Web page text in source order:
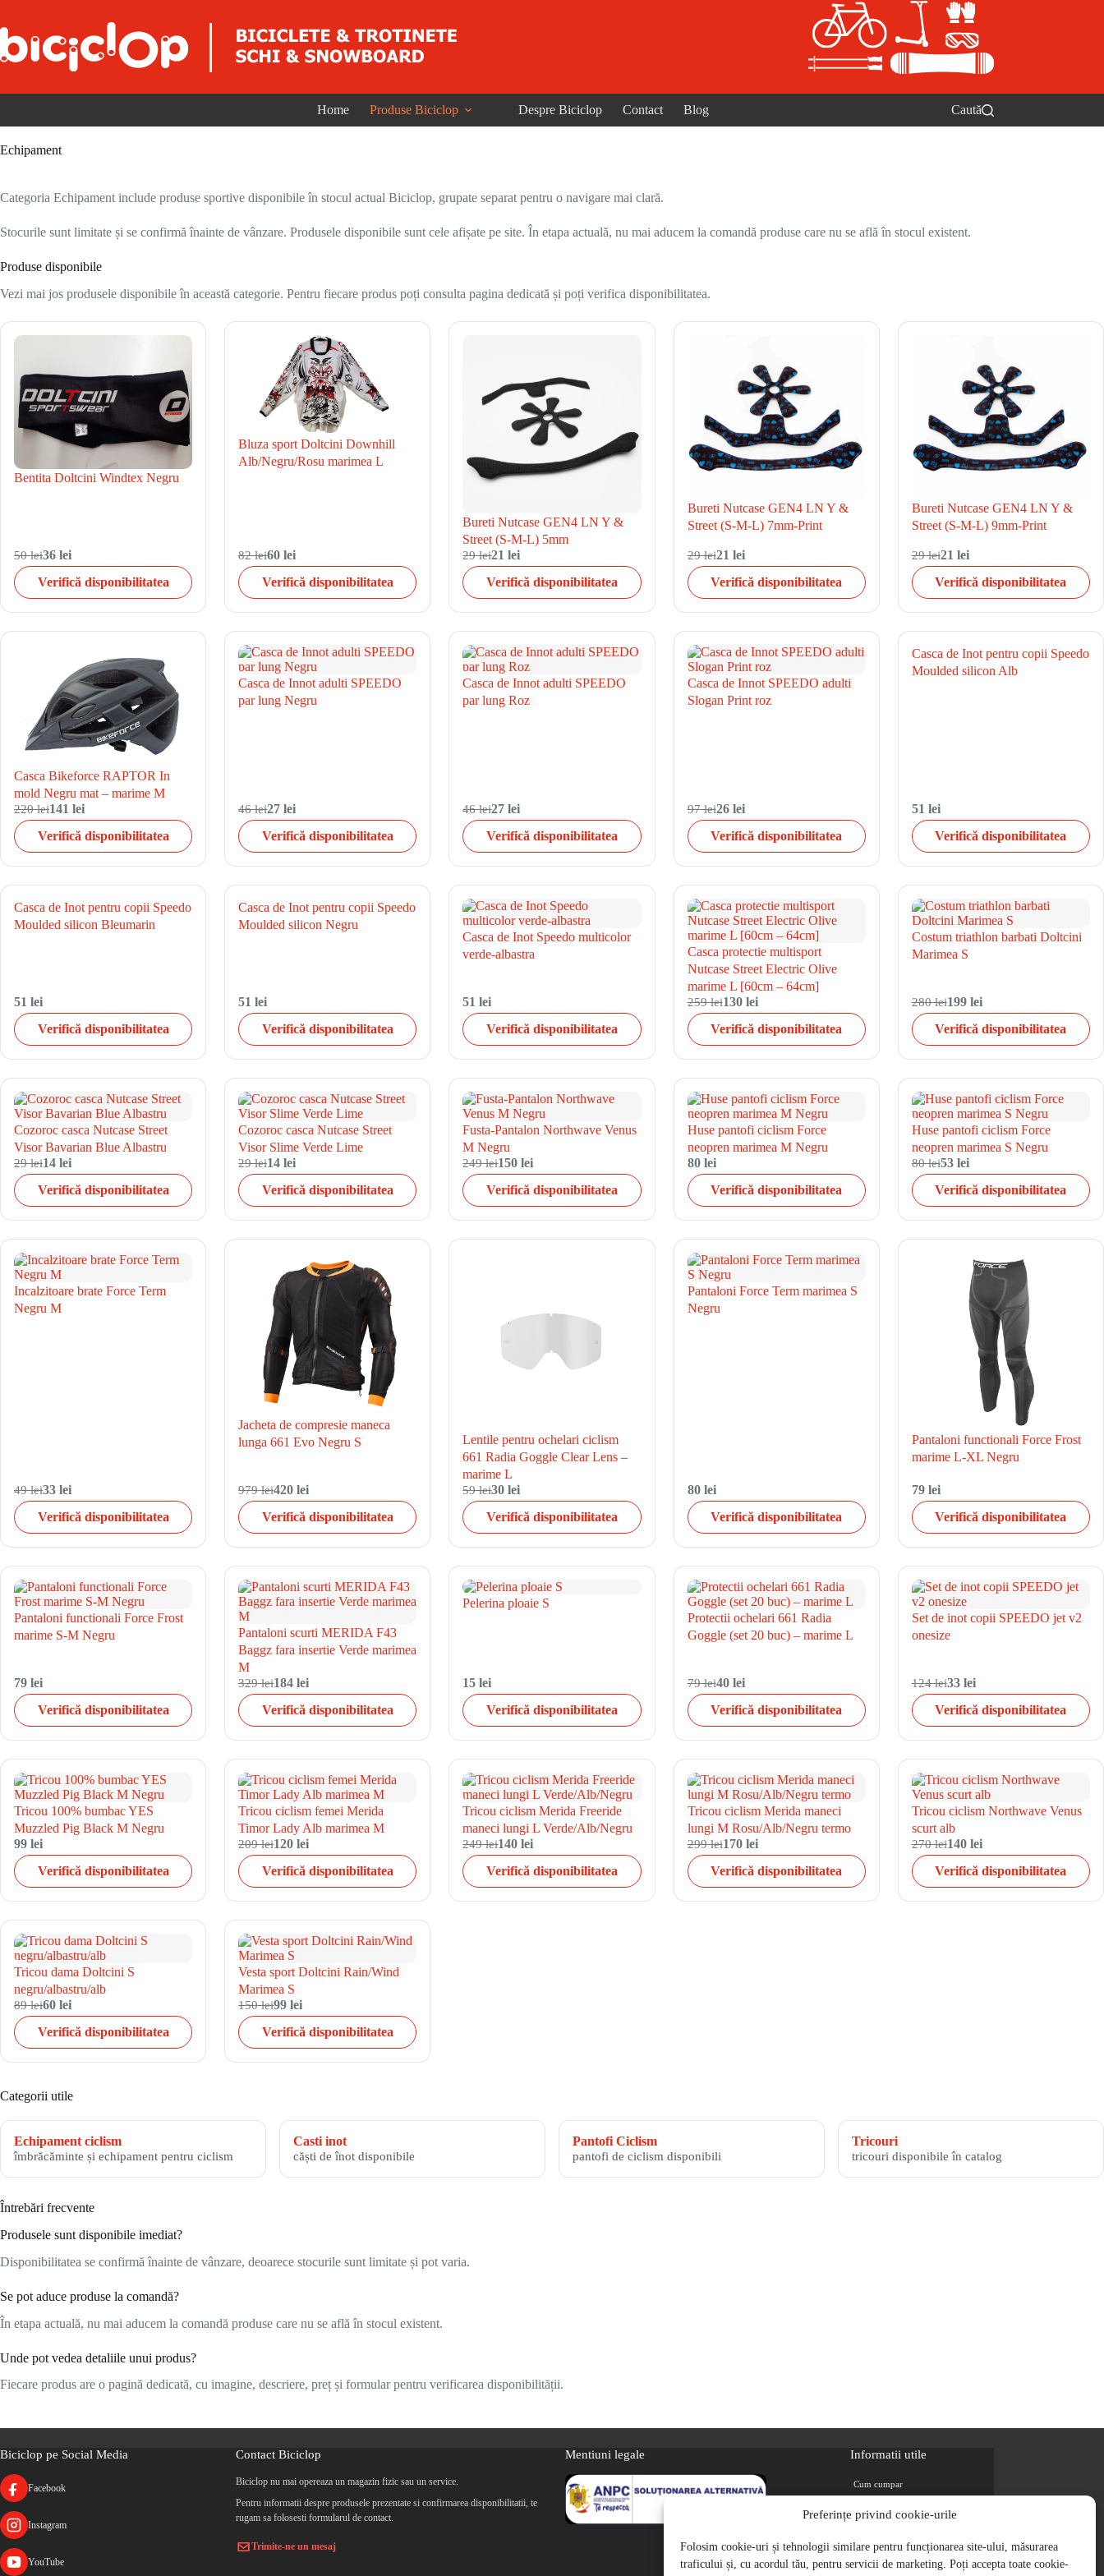
Preferințe privind cookie-urile
Folosim cookie-uri și tehnologii similare pentru funcționarea site-ului, măsurarea
traficului și, cu acordul tău, pentru servicii de marketing. Poți accepta toate cookie-
Home Produse Biciclop Despre Biciclop Contact Blog Caută
Echipament
Categoria Echipament include produse sportive disponibile în stocul actual Biciclop, grupate separat pentru o navigare mai clară.
Stocurile sunt limitate și se confirmă înainte de vânzare. Produsele disponibile sunt cele afișate pe site. În etapa actuală, nu mai aducem la comandă produse care nu se află în stocul existent.
Produse disponibile
Vezi mai jos produsele disponibile în această categorie. Pentru fiecare produs poți consulta pagina dedicată și poți verifica disponibilitatea.
Bentita Doltcini Windtex Negru
50 lei36 lei
Verifică disponibilitatea
Bluza sport Doltcini Downhill
Alb/Negru/Rosu marimea L
82 lei60 lei
Verifică disponibilitatea
Bureti Nutcase GEN4 LN Y &
Street (S-M-L) 5mm
29 lei21 lei
Verifică disponibilitatea
Bureti Nutcase GEN4 LN Y &
Street (S-M-L) 7mm-Print
29 lei21 lei
Verifică disponibilitatea
Bureti Nutcase GEN4 LN Y &
Street (S-M-L) 9mm-Print
29 lei21 lei
Verifică disponibilitatea
Casca Bikeforce RAPTOR In
mold Negru mat – marime M
220 lei141 lei
Verifică disponibilitatea
Casca de Innot adulti SPEEDO
par lung Negru
46 lei27 lei
Verifică disponibilitatea
Casca de Innot adulti SPEEDO
par lung Roz
46 lei27 lei
Verifică disponibilitatea
Casca de Innot SPEEDO adulti
Slogan Print roz
97 lei26 lei
Verifică disponibilitatea
Casca de Inot pentru copii Speedo
Moulded silicon Alb
51 lei
Verifică disponibilitatea
Casca de Inot pentru copii Speedo
Moulded silicon Bleumarin
51 lei
Verifică disponibilitatea
Casca de Inot pentru copii Speedo
Moulded silicon Negru
51 lei
Verifică disponibilitatea
Casca de Inot Speedo multicolor
verde-albastra
51 lei
Verifică disponibilitatea
Casca protectie multisport
Nutcase Street Electric Olive
marime L [60cm – 64cm]
259 lei130 lei
Verifică disponibilitatea
Costum triathlon barbati Doltcini
Marimea S
280 lei199 lei
Verifică disponibilitatea
Cozoroc casca Nutcase Street
Visor Bavarian Blue Albastru
29 lei14 lei
Verifică disponibilitatea
Cozoroc casca Nutcase Street
Visor Slime Verde Lime
29 lei14 lei
Verifică disponibilitatea
Fusta-Pantalon Northwave Venus
M Negru
249 lei150 lei
Verifică disponibilitatea
Huse pantofi ciclism Force
neopren marimea M Negru
80 lei
Verifică disponibilitatea
Huse pantofi ciclism Force
neopren marimea S Negru
80 lei53 lei
Verifică disponibilitatea
Incalzitoare brate Force Term
Negru M
49 lei33 lei
Verifică disponibilitatea
Jacheta de compresie maneca
lunga 661 Evo Negru S
979 lei420 lei
Verifică disponibilitatea
Lentile pentru ochelari ciclism
661 Radia Goggle Clear Lens –
marime L
59 lei30 lei
Verifică disponibilitatea
Pantaloni Force Term marimea S
Negru
80 lei
Verifică disponibilitatea
Pantaloni functionali Force Frost
marime L-XL Negru
79 lei
Verifică disponibilitatea
Pantaloni functionali Force Frost
marime S-M Negru
79 lei
Verifică disponibilitatea
Pantaloni scurti MERIDA F43
Baggz fara insertie Verde marimea
M
329 lei184 lei
Verifică disponibilitatea
Pelerina ploaie S
15 lei
Verifică disponibilitatea
Protectii ochelari 661 Radia
Goggle (set 20 buc) – marime L
79 lei40 lei
Verifică disponibilitatea
Set de inot copii SPEEDO jet v2
onesize
124 lei33 lei
Verifică disponibilitatea
Tricou 100% bumbac YES
Muzzled Pig Black M Negru
99 lei
Verifică disponibilitatea
Tricou ciclism femei Merida
Timor Lady Alb marimea M
209 lei120 lei
Verifică disponibilitatea
Tricou ciclism Merida Freeride
maneci lungi L Verde/Alb/Negru
249 lei140 lei
Verifică disponibilitatea
Tricou ciclism Merida maneci
lungi M Rosu/Alb/Negru termo
299 lei170 lei
Verifică disponibilitatea
Tricou ciclism Northwave Venus
scurt alb
270 lei140 lei
Verifică disponibilitatea
Tricou dama Doltcini S
negru/albastru/alb
89 lei60 lei
Verifică disponibilitatea
Vesta sport Doltcini Rain/Wind
Marimea S
150 lei99 lei
Verifică disponibilitatea
Categorii utile
Echipament ciclism
îmbrăcăminte și echipament pentru ciclism
Casti inot
căști de înot disponibile
Pantofi Ciclism
pantofi de ciclism disponibili
Tricouri
tricouri disponibile în catalog
Întrebări frecvente
Produsele sunt disponibile imediat?
Disponibilitatea se confirmă înainte de vânzare, deoarece stocurile sunt limitate și pot varia.
Se pot aduce produse la comandă?
În etapa actuală, nu mai aducem la comandă produse care nu se află în stocul existent.
Unde pot vedea detaliile unui produs?
Fiecare produs are o pagină dedicată, cu imagine, descriere, preț și formular pentru verificarea disponibilității.
Biciclop pe Social Media
Facebook
Instagram
YouTube
Contact Biciclop
Biciclop nu mai opereaza un magazin fizic sau un service.
Pentru informatii despre produsele prezentate si confirmarea disponibilitatii, te
rugam sa folosesti formularul de contact.
Trimite-ne un mesaj
Mentiuni legale Informatii utile
Cum cumpar
Magazine partenere
Retur